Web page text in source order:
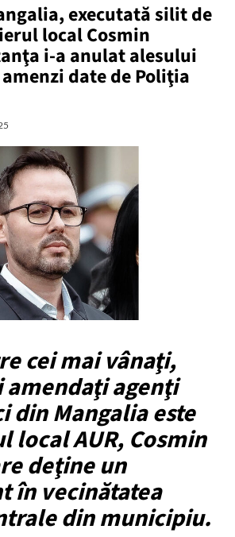
executată silit de
local Cosmin
i-a anulat alesului
amenzi date de Poliţia
cei mai vânaţi,
agenţi
din Mangalia este
local AUR, Cosmin
deţine un
în vecinătatea
din municipiu.